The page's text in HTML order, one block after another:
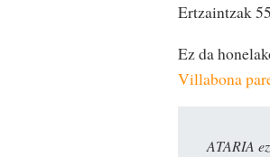
Ertzaintzak
Ez da
Villabona
ATARIA